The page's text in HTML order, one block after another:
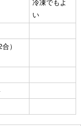
冷凍でもよ
い
）